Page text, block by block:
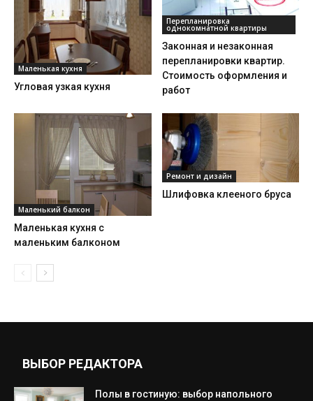
Маленькая кухня
Угловая узкая кухня
Перепланировка
однокомнатной квартиры
Законная и незаконная
перепланировки квартир.
Стоимость оформления и
работ
Маленький балкон
Маленькая кухня с
маленьким балконом
Ремонт и дизайн
Шлифовка клееного бруса
ВЫБОР РЕДАКТОРА
Полы в гостиную: выбор напольного